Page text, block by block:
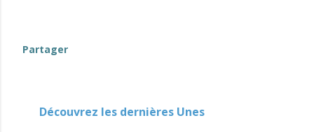
Partager
Découvrez les dernières Unes